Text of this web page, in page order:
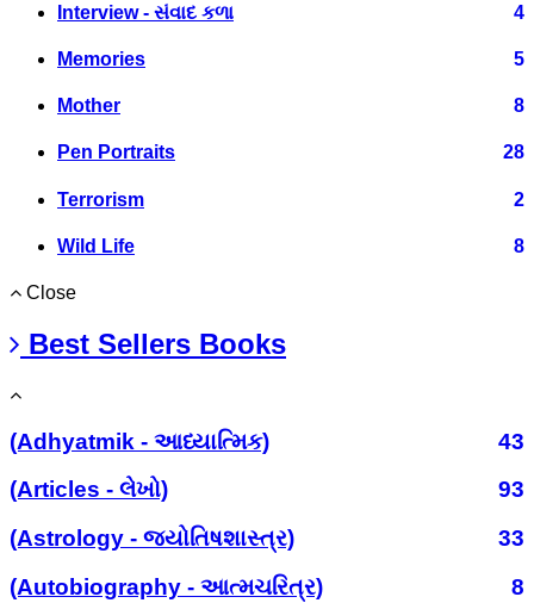
Interview - સંવાદ કળા 4
Memories 5
Mother 8
Pen Portraits 28
Terrorism 2
Wild Life 8
Close
Best Sellers Books
(Adhyatmik - આધ્યાત્મિક)
43
(Articles - લેખો)
93
(Astrology - જ્યોતિષશાસ્ત્ર)
33
(Autobiography - આત્મચરિત્ર)
8